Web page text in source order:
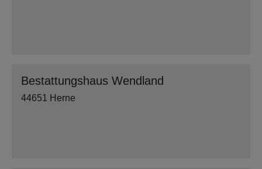
Bestattungshaus Wendland
44651 Herne